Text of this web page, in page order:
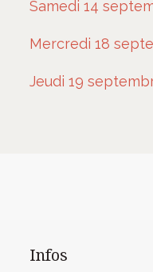
Samedi 14
Mercredi 18
Jeudi 19
Infos